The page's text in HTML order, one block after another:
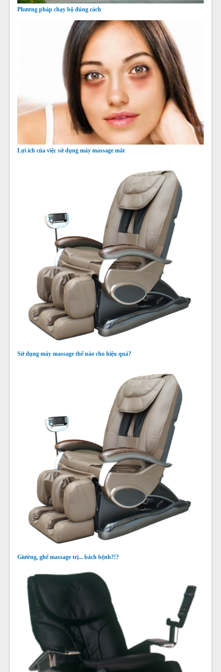
Phương pháp chạy bộ đúng cách
Lợi ích của việc sử dụng máy massage mắt
Sử dụng máy massage thế nào cho hiệu quả?
Giường, ghế massage trị... bách bệnh?!?